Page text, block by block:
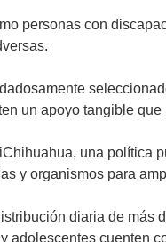
personas con
un apoyo tangible
una
y organismos para
diaria de
cuenten